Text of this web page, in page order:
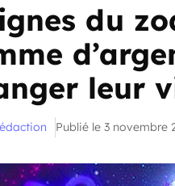
du
leur
Publié le 3 novembre